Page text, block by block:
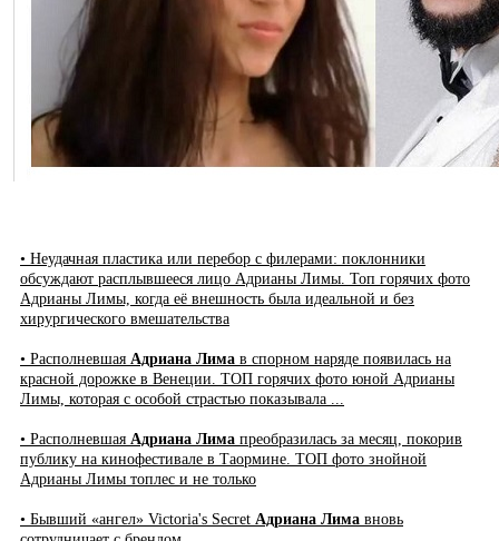
• Неудачная пластика или перебор с филерами: поклонники
обсуждают расплывшееся лицо Адрианы Лимы. Топ горячих фото
Адрианы Лимы, когда её внешность была идеальной и без
хирургического вмешательства
• Располневшая Адриана Лима в спорном наряде появилась на
красной дорожке в Венеции. ТОП горячих фото юной Адрианы
Лимы, которая с особой страстью показывала ...
• Располневшая Адриана Лима преобразилась за месяц, покорив
публику на кинофестивале в Таормине. ТОП фото знойной
Адрианы Лимы топлес и не только
• Бывший «ангел» Victoria's Secret Адриана Лима вновь